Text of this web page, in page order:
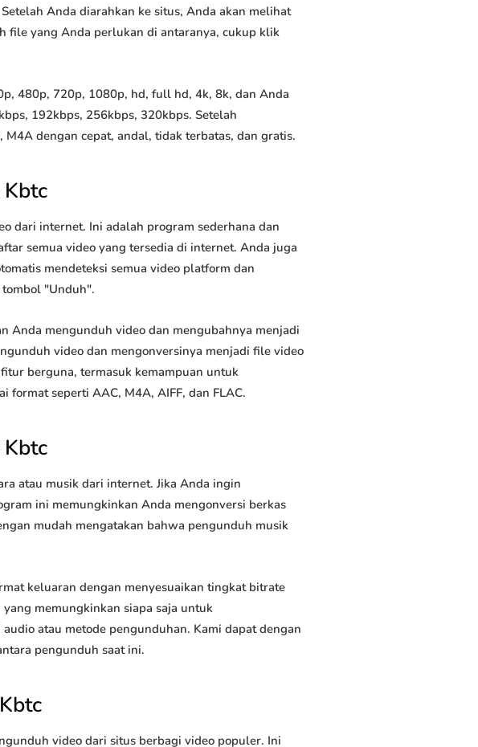
Anda diarahkan ke situs, Anda akan melihat
file yang Anda perlukan di antaranya, cukup klik
480p, 720p, 1080p, hd, full hd, 4k, 8k, dan Anda
192kbps, 256kbps, 320kbps. Setelah
dengan cepat, andal, tidak terbatas, dan gratis.
dari internet. Ini adalah program sederhana dan
semua video yang tersedia di internet. Anda juga
mendeteksi semua video platform dan
"Unduh".
Anda mengunduh video dan mengubahnya menjadi
video dan mengonversinya menjadi file video
berguna, termasuk kemampuan untuk
seperti AAC, M4A, AIFF, dan FLAC.
atau musik dari internet. Jika Anda ingin
ini memungkinkan Anda mengonversi berkas
mudah mengatakan bahwa pengunduh musik
keluaran dengan menyesuaikan tingkat bitrate
memungkinkan siapa saja untuk
atau metode pengunduhan. Kami dapat dengan
pengunduh saat ini.
video dari situs berbagi video populer. Ini